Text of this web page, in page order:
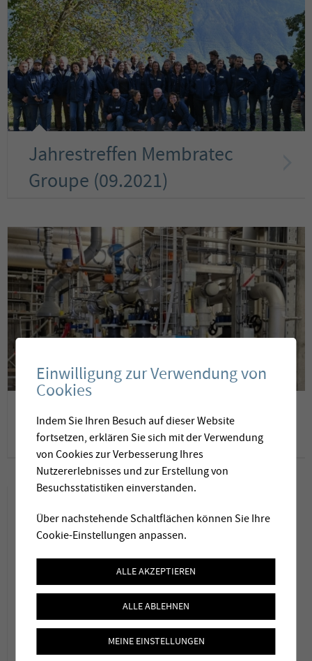
Jahrestreffen Membratec
Groupe (09.2021)
Herstellung von
stickstoffreichem Dünger
mittels Membranstripping
Einwilligung zur Verwendung von
Cookies
Indem Sie Ihren Besuch auf dieser Website
fortsetzen, erklären Sie sich mit der Verwendung
von Cookies zur Verbesserung Ihres
Nutzererlebnisses und zur Erstellung von
Besuchsstatistiken einverstanden.
Über nachstehende Schaltflächen können Sie Ihre
Cookie-Einstellungen anpassen.
ALLE AKZEPTIEREN
ALLE ABLEHNEN
MEINE EINSTELLUNGEN